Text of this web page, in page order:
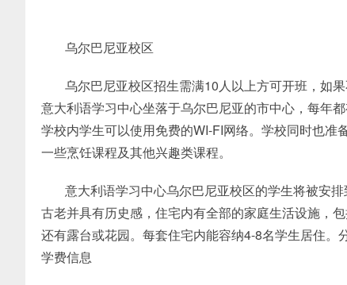
乌尔巴尼亚校区
乌尔巴尼亚校区招生需满10人以上方可开班，如
意大利语学习中心坐落于乌尔巴尼亚的市中心，每年
学校内学生可以使用免费的WI-FI网络。学校同时也
一些烹饪课程及其他兴趣类课程。
意大利语学习中心乌尔巴尼亚校区的学生将被安
古老并具有历史感，住宅内有全部的家庭生活设施，
还有露台或花园。每套住宅内能容纳4-8名学生居住。
学费信息